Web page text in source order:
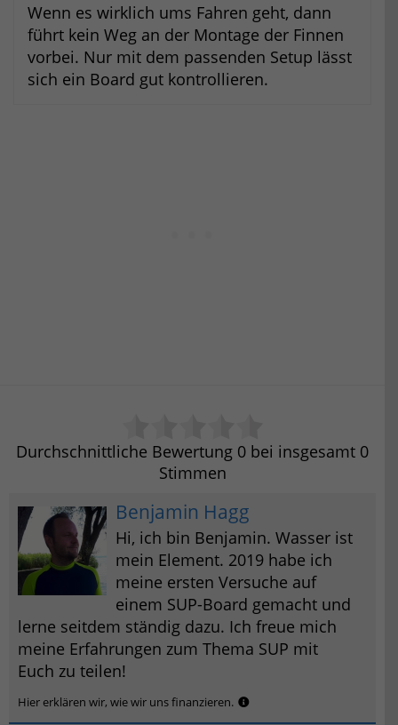
Wenn es wirklich ums Fahren geht, dann
führt kein Weg an der Montage der Finnen
vorbei. Nur mit dem passenden Setup lässt
sich ein Board gut kontrollieren.
Durchschnittliche Bewertung 0 bei insgesamt 0
Stimmen
Benjamin Hagg
Hi, ich bin Benjamin. Wasser ist
mein Element. 2019 habe ich
meine ersten Versuche auf
einem SUP-Board gemacht und
lerne seitdem ständig dazu. Ich freue mich
meine Erfahrungen zum Thema SUP mit
Euch zu teilen!
Hier erklären wir, wie wir uns finanzieren.